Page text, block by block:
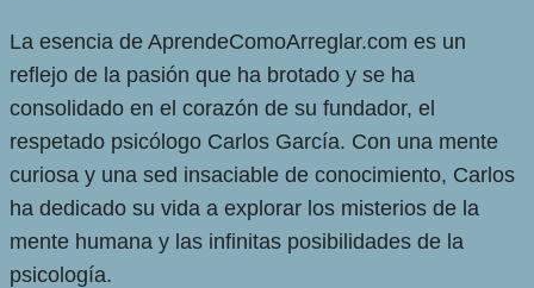
La esencia de AprendeComoArreglar.com es un
reflejo de la pasión que ha brotado y se ha
consolidado en el corazón de su fundador, el
respetado psicólogo Carlos García. Con una mente
curiosa y una sed insaciable de conocimiento, Carlos
ha dedicado su vida a explorar los misterios de la
mente humana y las infinitas posibilidades de la
psicología.